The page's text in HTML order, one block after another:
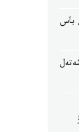
باس
بولعان 4 مىڭ شەتەل